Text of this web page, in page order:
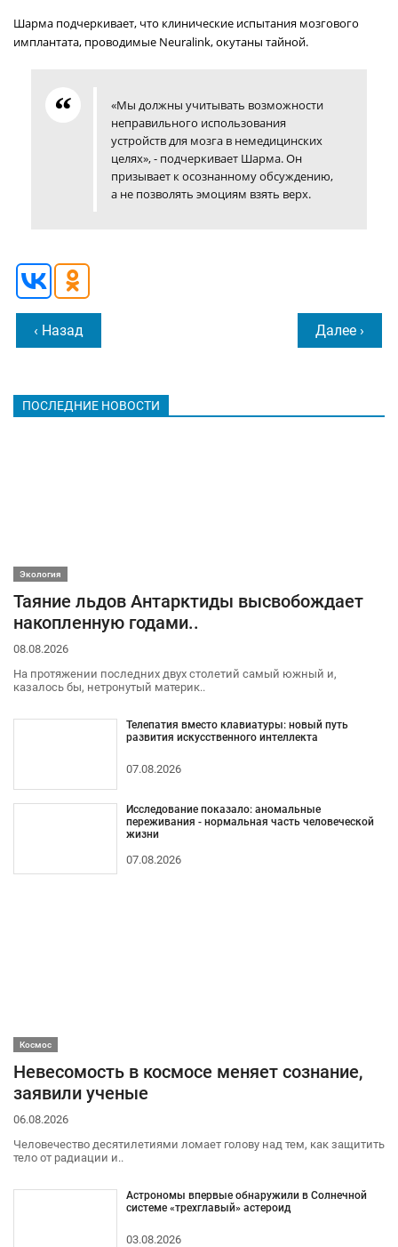
Шарма подчеркивает, что клинические испытания мозгового
имплантата, проводимые Neuralink, окутаны тайной.
«Мы должны учитывать возможности
неправильного использования
устройств для мозга в немедицинских
целях», - подчеркивает Шарма. Он
призывает к осознанному обсуждению,
а не позволять эмоциям взять верх.
‹ Назад Далее ›
ПОСЛЕДНИЕ НОВОСТИ
Экология
Таяние льдов Антарктиды высвобождает
накопленную годами..
08.08.2026
На протяжении последних двух столетий самый южный и,
казалось бы, нетронутый материк..
Телепатия вместо клавиатуры: новый путь
развития искусственного интеллекта
07.08.2026
Исследование показало: аномальные
переживания - нормальная часть человеческой
жизни
07.08.2026
Космос
Невесомость в космосе меняет сознание,
заявили ученые
06.08.2026
Человечество десятилетиями ломает голову над тем, как защитить
тело от радиации и..
Астрономы впервые обнаружили в Солнечной
системе «трехглавый» астероид
03.08.2026